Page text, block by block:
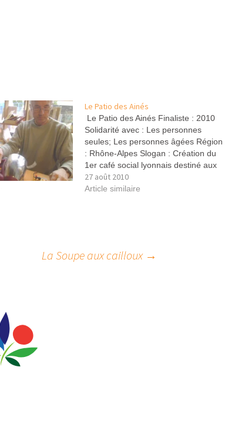
Le Patio des Ainés
Le Patio des Ainés Finaliste : 2010
Solidarité avec : Les personnes
seules; Les personnes âgées Région
: Rhône-Alpes Slogan : Création du
1er café social lyonnais destiné aux
Seniors d’Ailleurs et d’Ici Action : La
vocation de l’association est d’animer
27 août 2010
Article similaire
La Soupe aux cailloux →